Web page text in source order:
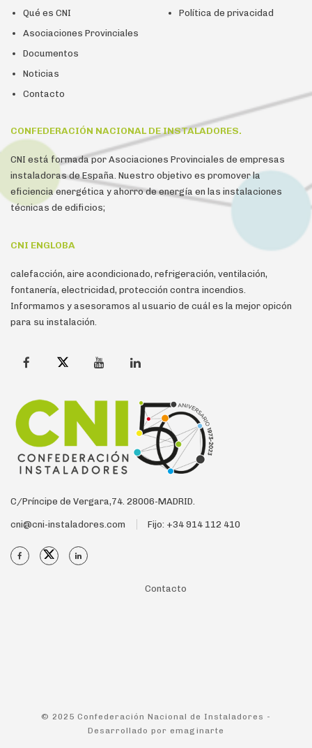
Qué es CNI
Asociaciones Provinciales
Documentos
Noticias
Contacto
Política de privacidad
CONFEDERACIÓN NACIONAL DE INSTALADORES.
CNI está formada por Asociaciones Provinciales de empresas
instaladoras de España. Nuestro objetivo es promover la
eficiencia energética y ahorro de energía en las instalaciones
técnicas de edificios;
CNI ENGLOBA
calefacción, aire acondicionado, refrigeración, ventilación,
fontanería, electricidad, protección contra incendios.
Informamos y asesoramos al usuario de cuál es la mejor opicón
para su instalación.
C/Príncipe de Vergara,74. 28006-MADRID.
cni@cni-instaladores.com Fijo: +34 914 112 410
Contacto
© 2025 Confederación Nacional de Instaladores -
Desarrollado por emaginarte